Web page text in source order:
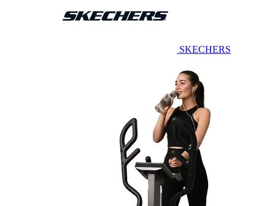
SKECHERS